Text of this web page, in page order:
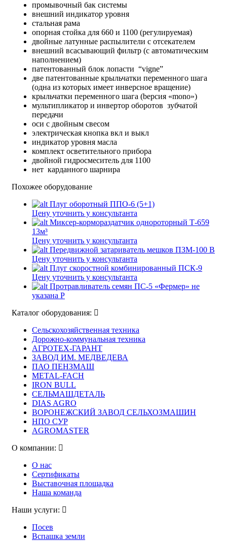
промывочный бак системы
внешний индикатор уровня
стальная рама
опорная стойка для 660 и 1100 (регулируемая)
двойные латунные распылители с отсекателем
внешний всасывающий фильтр (с автоматическим
наполнением)
патентованный блок лопасти “vigne”
две патентованные крыльчатки переменного шага
(одна из которых имеет инверсное вращение)
крыльчатки переменного шага (bерсия «mono»)
мультипликатор и инвертор оборотов зубчатой
передачи
оси с двойным свесом
электрическая кнопка вкл и выкл
индикатор уровня масла
комплект осветительного прибора
двойной гидросмеситель для 1100
нет карданного шарнира
Похожее оборудование
Плуг оборотный ППО-6 (5+1)
Цену уточнить у консультанта
Миксер-кормораздатчик однороторный Т-659
13м³
Цену уточнить у консультанта
Передвижной затариватель мешков ПЗМ-100 В
Цену уточнить у консультанта
Плуг скоростной комбинированный ПСК-9
Цену уточнить у консультанта
Протравливатель семян ПС-5 «Фермер» не
указана Р
Каталог оборудования:
Сельскохозяйственная техника
Дорожно-коммунальная техника
АГРОТЕХ-ГАРАНТ
ЗАВОД ИМ. МЕДВЕДЕВА
ПАО ПЕНЗМАШ
METAL-FACH
IRON BULL
СЕЛЬМАШДЕТАЛЬ
DIAS AGRO
ВОРОНЕЖСКИЙ ЗАВОД СЕЛЬХОЗМАШИН
НПО СУР
AGROMASTER
О компании:
О нас
Сертификаты
Выставочная площадка
Наша команда
Наши услуги:
Посев
Вспашка земли